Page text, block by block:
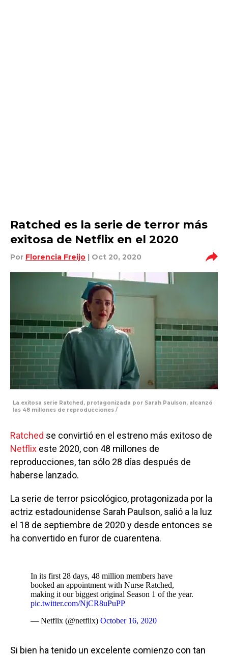
Ratched es la serie de terror más
exitosa de Netflix en el 2020
Por Florencia Freijo | Oct 20, 2020
La exitosa serie Ratched, protagonizada por Sarah Paulson, alcanzó
las 48 millones de reproducciones /
Ratched se convirtió en el estreno más exitoso de
Netflix este 2020, con 48 millones de
reproducciones, tan sólo 28 días después de
haberse lanzado.
La serie de terror psicológico, protagonizada por la
actriz estadounidense Sarah Paulson, salió a la luz
el 18 de septiembre de 2020 y desde entonces se
ha convertido en furor de cuarentena.
In its first 28 days, 48 million members have
booked an appointment with Nurse Ratched,
making it our biggest original Season 1 of the year.
pic.twitter.com/NjCR8uPuPP
— Netflix (@netflix) October 16, 2020
Si bien ha tenido un excelente comienzo con tan